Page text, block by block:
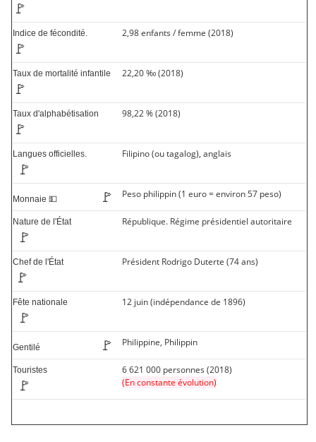
🚩
Indice de fécondité.
🚩
2,98 enfants / femme (2018)
Taux de mortalité infantile
🚩
22,20 ‰ (2018)
Taux d'alphabétisation
🚩
98,22 % (2018)
Langues officielles.
🚩
Filipino (ou tagalog), anglais
Monnaie 💵 🚩 Peso philippin (1 euro = environ 57 peso)
Nature de l'État
🚩
République. Régime présidentiel autoritaire
Chef de l'État
🚩
Président Rodrigo Duterte (74 ans)
Fête nationale
🚩
12 juin (indépendance de 1896)
Gentilé 🚩 Philippine, Philippin
Touristes
🚩
6 621 000 personnes (2018)
(En constante évolution)